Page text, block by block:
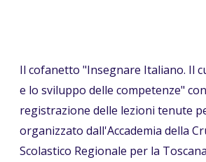
Il cofanetto "Insegnare Italiano. Il
e lo sviluppo delle competenze"
registrazione delle lezioni tenute
organizzato dall'Accademia della
Scolastico Regionale per la